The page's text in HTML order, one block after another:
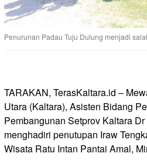
Penurunan Padau Tuju Dulung menjadi
TARAKAN, TerasKaltara.id –
Utara (Kaltara), Asisten Bidang
Pembangunan Setprov Kaltara
menghadiri penutupan Iraw
Wisata Ratu Intan Pantai Amal,